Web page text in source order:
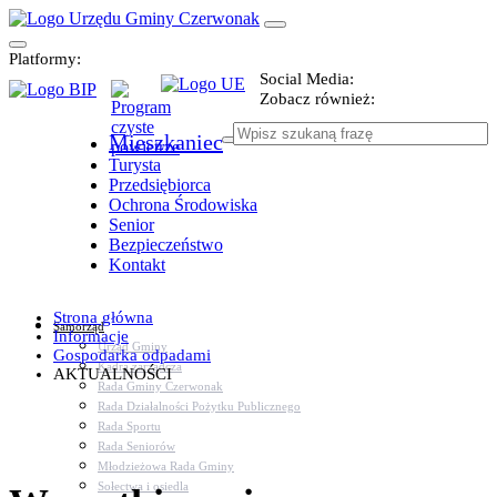
Platformy:
Social Media:
Zobacz również:
Mieszkaniec
Turysta
Przedsiębiorca
Ochrona Środowiska
Senior
Bezpieczeństwo
Kontakt
Samorząd
Urząd Gminy
Kadra zarządcza
Rada Gminy Czerwonak
Rada Działalności Pożytku Publicznego
Rada Sportu
Rada Seniorów
Młodzieżowa Rada Gminy
Sołectwa i osiedla
Strona główna
Informacje
Gospodarka odpadami
AKTUALNOŚCI